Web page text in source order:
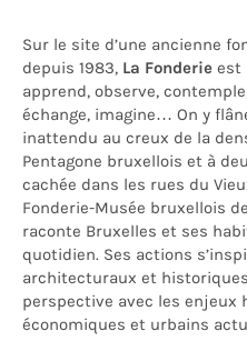
Sur le site d’une ancienne
depuis 1983, La Fonderie est
apprend, observe,
échange, imagine… On y
inattendu au creux de la
Pentagone bruxellois et à
cachée dans les rues du
Fonderie-Musée bruxellois
raconte Bruxelles et ses
quotidien. Ses actions
architecturaux et
perspective avec les enjeux
économiques et urbains